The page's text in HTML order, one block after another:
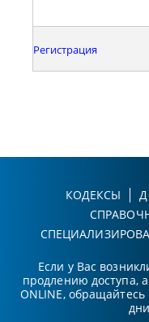
Регистрация
КОДЕКСЫ
Если у Вас
продлению доступа,
ONLINE,